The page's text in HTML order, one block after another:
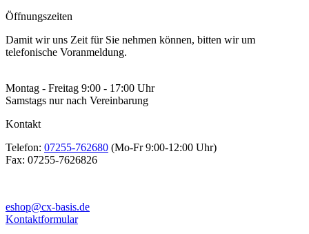
Öffnungszeiten
Damit wir uns Zeit für Sie nehmen können, bitten wir um
telefonische Voranmeldung.
Montag - Freitag 9:00 - 17:00 Uhr
Samstags nur nach Vereinbarung
Kontakt
Telefon: 07255-762680 (Mo-Fr 9:00-12:00 Uhr)
Fax: 07255-7626826
eshop@cx-basis.de
Kontaktformular